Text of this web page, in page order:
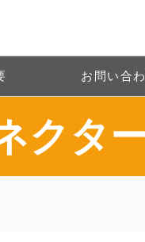
お問い合
クタ